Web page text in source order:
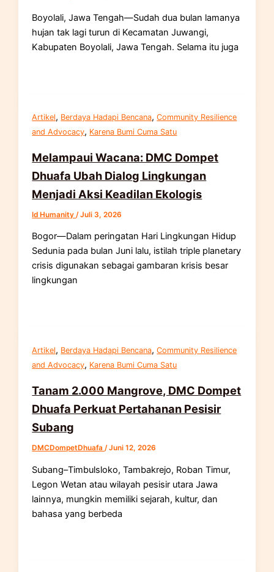
Boyolali, Jawa Tengah—Sudah dua bulan lamanya
hujan tak lagi turun di Kecamatan Juwangi,
Kabupaten Boyolali, Jawa Tengah. Selama itu juga
Artikel, Berdaya Hadapi Bencana,Community Resilience
and Advocacy, Karena Bumi Cuma Satu
Melampaui Wacana: DMC Dompet
Dhuafa Ubah Dialog Lingkungan
Menjadi Aksi Keadilan Ekologis
Id Humanity /Juli 3, 2026
Bogor—Dalam peringatan Hari Lingkungan Hidup
Sedunia pada bulan Juni lalu, istilah triple planetary
crisis digunakan sebagai gambaran krisis besar
lingkungan
Artikel, Berdaya Hadapi Bencana,Community Resilience
and Advocacy, Karena Bumi Cuma Satu
Tanam 2.000 Mangrove, DMC Dompet
Dhuafa Perkuat Pertahanan Pesisir
Subang
DMCDompetDhuafa/Juni 12, 2026
Subang–Timbulsloko, Tambakrejo, Roban Timur,
Legon Wetan atau wilayah pesisir utara Jawa
lainnya, mungkin memiliki sejarah, kultur, dan
bahasa yang berbeda